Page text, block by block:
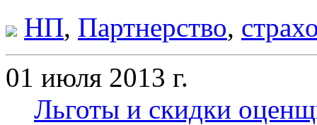
НП, Партнерство,
01 июля 2013 г.
Льготы и скидки